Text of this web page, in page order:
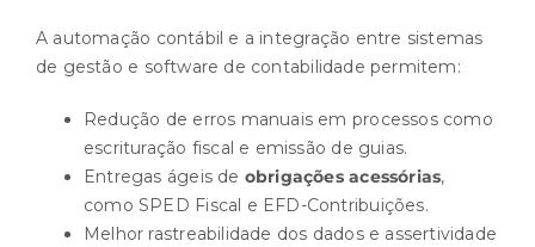
A automação contábil e a integração entre sistemas
de gestão e software de contabilidade permitem:
Redução de erros manuais em processos como
escrituração fiscal e emissão de guias.
Entregas ágeis de obrigações acessórias,
comoSPED Fiscal e EFD-Contribuições.
Melhor rastreabilidade dos dados e assertividade